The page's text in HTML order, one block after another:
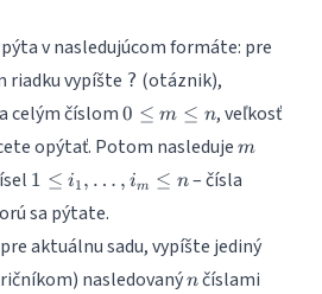
v nasledujúcom formáte: pre
riadku vypíšte ? (otáznik),
celým číslom 0\leq
n
0 ≤ m ≤ n, veľkosť
opýtať. Potom nasleduje m
m
1\leq
\dots,
i_m
\leq n
1 ≤ i1 , … , im ≤ n– čísla
sa pýtate.
pre aktuálnu sadu, vypíšte jediný
nasledovanýn
nčíslami